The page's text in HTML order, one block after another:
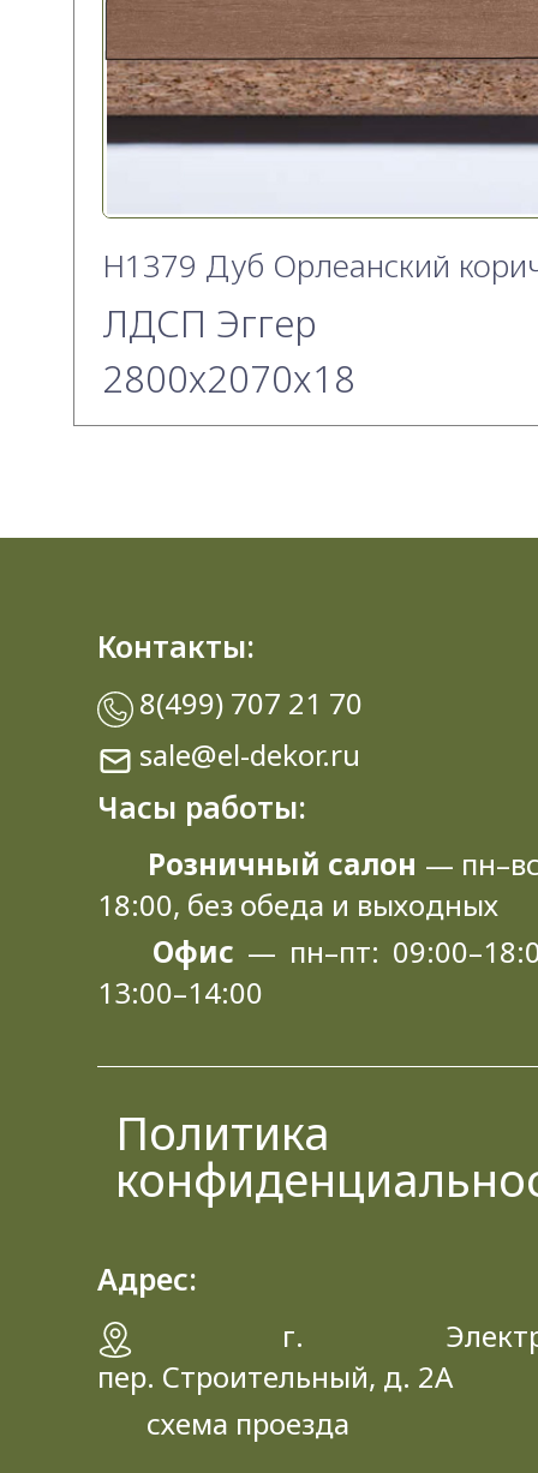
H1379 Дуб Орлеанский
ЛДСП Эггер
2800х2070x18
Контакты:
8(499) 707 21 70
sale@el-dekor.ru
Часы работы:
Розничный салон —
18:00, без обеда и выходных
Офис — пн–пт:
13:00–14:00
Политика
Адрес:
г.
пер. Строительный, д. 2A
схема проезда